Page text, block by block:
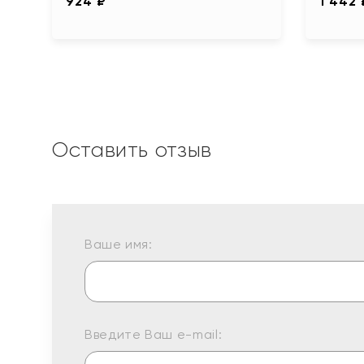
Оставить отзыв
Ваше имя:
Введите Ваш e-mail: